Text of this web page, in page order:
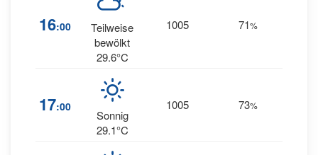
16:00
Teilweise
bewölkt
29.6°C
1005 71%
17:00
Sonnig
29.1°C
1005 73%